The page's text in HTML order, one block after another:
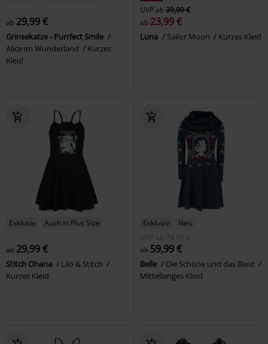
ab 29,99 €
Grinsekatze - Purrfect Smile
Alice im Wunderland
Kurzes
Kleid
UVPab39,99 €
ab 23,99 €
Luna Sailor Moon Kurzes Kleid
Exklusiv Auch in Plus Size
ab 29,99 €
Stitch Ohana
Lilo & Stitch
Kurzes Kleid
Exklusiv
Neu
UVP
ab 74,99 €
ab 59,99 €
Belle
Die Schöne und das Biest
Mittellanges Kleid